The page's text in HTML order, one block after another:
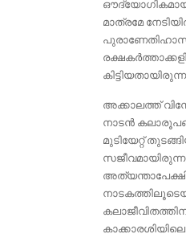
മാത്രമേ
അക്കാലത്ത്
നാടൻ
മുടിയേറ്റ്